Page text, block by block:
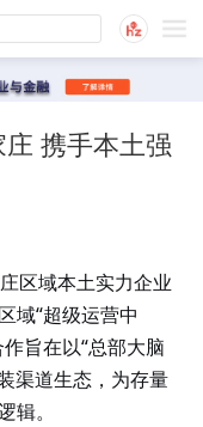
携手本土强
区域本土实力企业
域“超级运营中
旨在以“总部大脑
渠道生态，为存量
。